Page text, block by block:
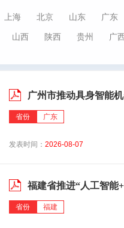
上海 北京 山东 广东
山西 陕西 贵州 广
广州市推动具身智能
省份 广东
发表时间： 2026-08-07
福建省推进“人工智能
省份 福建